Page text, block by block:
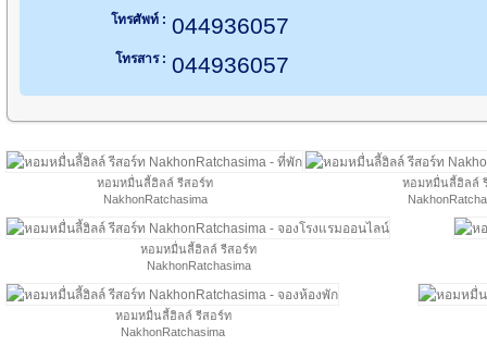
โทรศัพท์ : 044936057
โทรสาร : 044936057
หอมหมื่นลี้ฮิลล์ รีสอร์ท
NakhonRatchasima
หอมหมื่นลี้ฮิลล์
หอมหมื่นลี้ฮิลล์ รีสอร์ท
NakhonRatchasima
หอมหมื่นลี้ฮิลล์ รีสอร์ท
NakhonRatchasima